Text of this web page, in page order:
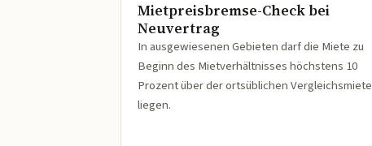
Mietpreisbremse-Check bei
Neuvertrag
In ausgewiesenen Gebieten darf die Miete zu
Beginn des Mietverhältnisses höchstens 10
Prozent über der ortsüblichen Vergleichsmiete
liegen.